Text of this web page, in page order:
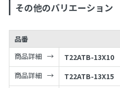
その他のバリエーション
品番
商品詳細
T22ATB-13X10
商品詳細
T22ATB-13X15